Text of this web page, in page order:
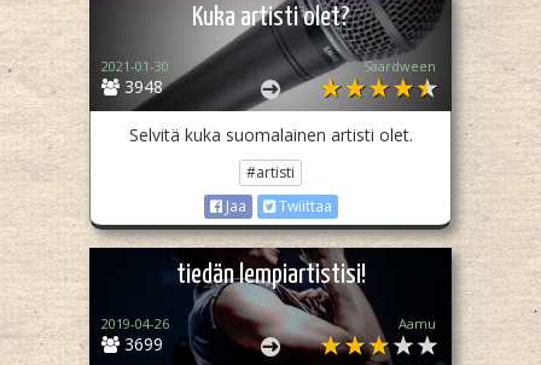
Kuka artisti olet?
3948
2021-01-30 Saardween
Selvitä kuka suomalainen artisti olet.
#artisti
Jaa
Twiittaa
tiedän lempiartistisi!
3699
2019-04-26 Aamu